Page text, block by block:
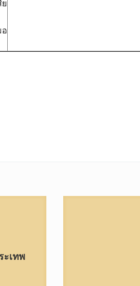
อ
ะเทพ